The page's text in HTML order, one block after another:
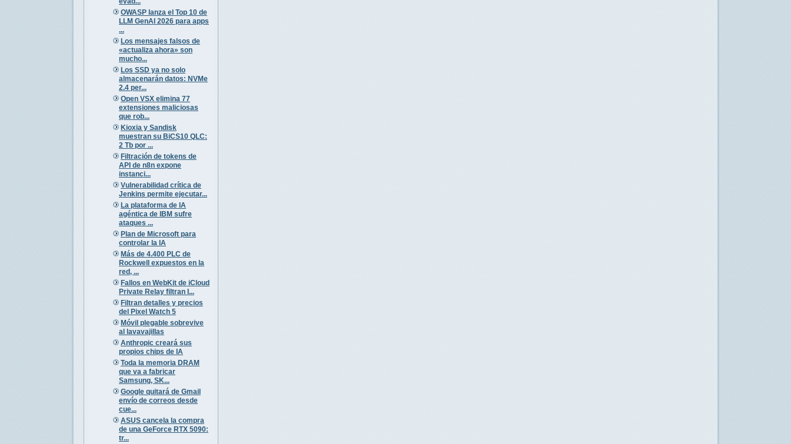
OWASP lanza el Top 10 de
LLM GenAI 2026 para apps
...
Los mensajes falsos de
«actualiza ahora» son
mucho...
Los SSD ya no solo
almacenarán datos: NVMe
2.4 per...
Open VSX elimina 77
extensiones maliciosas
que rob...
Kioxia y Sandisk
muestran su BiCS10 QLC:
2 Tb por ...
Filtración de tokens de
API de n8n expone
instanci...
Vulnerabilidad crítica de
Jenkins permite ejecutar...
La plataforma de IA
agéntica de IBM sufre
ataques ...
Plan de Microsoft para
controlar la IA
Más de 4.400 PLC de
Rockwell expuestos en la
red, ...
Fallos en WebKit de iCloud
Private Relay filtran I...
Filtran detalles y precios
del Pixel Watch 5
Móvil plegable sobrevive
al lavavajillas
Anthropic creará sus
propios chips de IA
Toda la memoria DRAM
que va a fabricar
Samsung, SK...
Google quitará de Gmail
envío de correos desde
cue...
ASUS cancela la compra
de una GeForce RTX 5090:
tr...